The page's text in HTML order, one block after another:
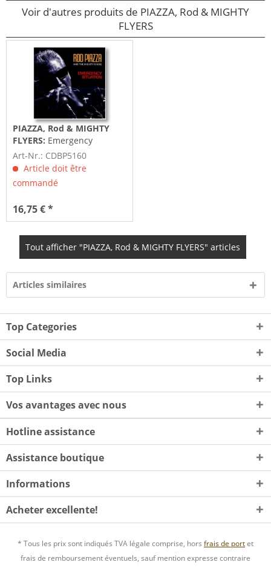
Voir d'autres produits de PIAZZA, Rod & MIGHTY
FLYERS
PIAZZA, Rod & MIGHTY
FLYERS: Emergency
Situation
Art-Nr.: CDBP5160
Article doit être
commandé
16,75 € *
Tout afficher "PIAZZA, Rod & MIGHTY FLYERS" articles
Articles similaires
Top Categories
Social Media
Top Links
Vos avantages avec nous
Hotline assistance
Assistance boutique
Informations
Acheter excellente!
* Tous les prix sont indiqués TVA légale comprise, hors frais de portet
frais de remboursement éventuels, sauf mention expresse contraire